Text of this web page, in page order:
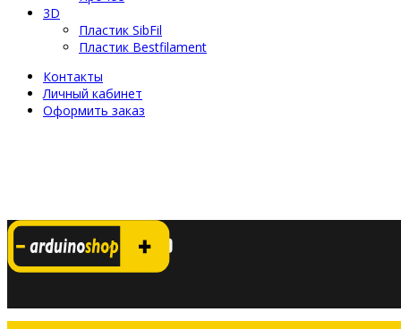
3D
Пластик SibFil
Пластик Bestfilament
Контакты
Личный кабинет
Оформить заказ